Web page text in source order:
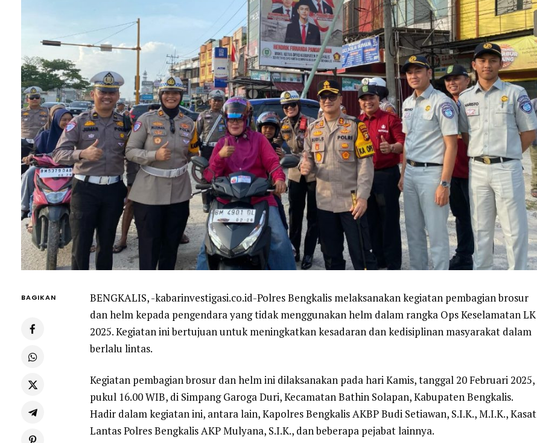
BAGIKAN
BENGKALIS, -kabarinvestigasi.co.id-Polres Bengkalis melaksanakan kegiatan pembagian brosur
dan helm kepada pengendara yang tidak menggunakan helm dalam rangka Ops Keselamatan LK
2025. Kegiatan ini bertujuan untuk meningkatkan kesadaran dan kedisiplinan masyarakat dalam
berlalu lintas.
Kegiatan pembagian brosur dan helm ini dilaksanakan pada hari Kamis, tanggal 20 Februari 2025,
pukul 16.00 WIB, di Simpang Garoga Duri, Kecamatan Bathin Solapan, Kabupaten Bengkalis.
Hadir dalam kegiatan ini, antara lain, Kapolres Bengkalis AKBP Budi Setiawan, S.I.K., M.I.K., Kasat
Lantas Polres Bengkalis AKP Mulyana, S.I.K., dan beberapa pejabat lainnya.